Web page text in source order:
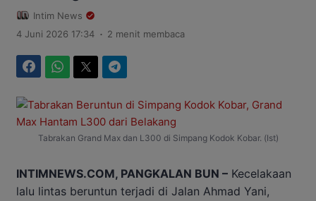
Intim News
4 Juni 2026 17:34 . 2 menit membaca
Tabrakan Grand Max dan L300 di Simpang Kodok Kobar. (Ist)
INTIMNEWS.COM, PANGKALAN BUN – Kecelakaan
lalu lintas beruntun terjadi di Jalan Ahmad Yani,